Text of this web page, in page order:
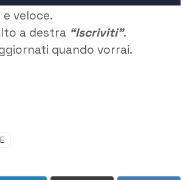
veloce.
a destra “Iscriviti”.
quando vorrai.